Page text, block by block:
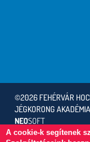
A cookie-k segítenek
©2026 FEHÉRVÁR
JÉGKORONG
NEOSOFT